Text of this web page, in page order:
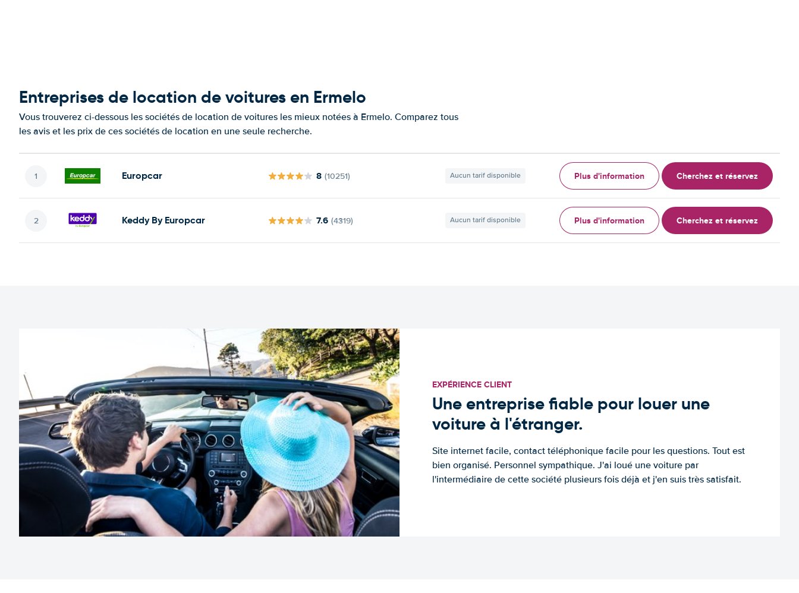
Entreprises de location de voitures en Ermelo
Vous trouverez ci-dessous les sociétés de location de voitures les mieux notées à Ermelo. Comparez tous
les avis et les prix de ces sociétés de location en une seule recherche.
Europcar 8 (10251) Aucun tarif disponible Plus d'information Cherchez et réservez
Keddy By Europcar 7.6 (4319) Aucun tarif disponible Plus d'information Cherchez et réservez
EXPÉRIENCE CLIENT
Une entreprise fiable pour louer une
voiture à l'étranger.
Site internet facile, contact téléphonique facile pour les questions. Tout est
bien organisé. Personnel sympathique. J'ai loué une voiture par
l'intermédiaire de cette société plusieurs fois déjà et j'en suis très satisfait.